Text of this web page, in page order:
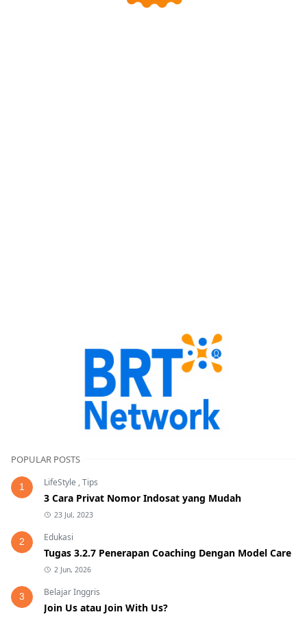
POPULAR POSTS
1 LifeStyle ,Tips
3 Cara Privat Nomor Indosat yang Mudah
23 Jul, 2023
2 Edukasi
Tugas 3.2.7 Penerapan Coaching Dengan Model Care
2 Jun, 2026
3 Belajar Inggris
Join Us atau Join With Us?